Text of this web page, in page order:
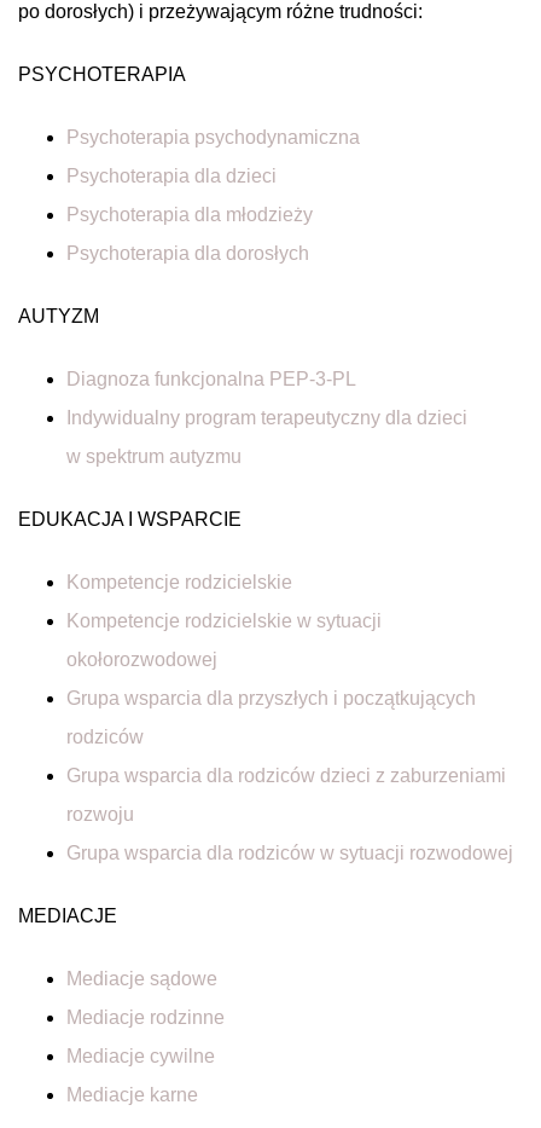
po dorosłych) i przeżywającym różne trudności:
PSYCHOTERAPIA
Psychoterapia psychodynamiczna
Psychoterapia dla dzieci
Psychoterapia dla młodzieży
Psychoterapia dla dorosłych
AUTYZM
Diagnoza funkcjonalna PEP-3-PL
Indywidualny program terapeutyczny dla dzieci
w spektrum autyzmu
EDUKACJA I WSPARCIE
Kompetencje rodzicielskie
Kompetencje rodzicielskie w sytuacji
okołorozwodowej
Grupa wsparcia dla przyszłych i początkujących
rodziców
Grupa wsparcia dla rodziców dzieci z zaburzeniami
rozwoju
Grupa wsparcia dla rodziców w sytuacji rozwodowej
MEDIACJE
Mediacje sądowe
Mediacje rodzinne
Mediacje cywilne
Mediacje karne